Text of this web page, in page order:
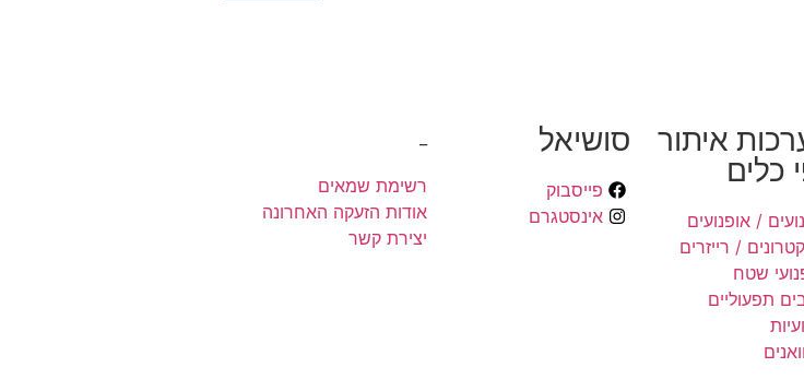
איתור
כלים
/ אופנועים
/ רייזרים
שטח
תפעוליים
סושיאל
פייסבוק
אינסטגרם
רשימת שמאים
אודות הזעקה האחרונה
יצירת קשר